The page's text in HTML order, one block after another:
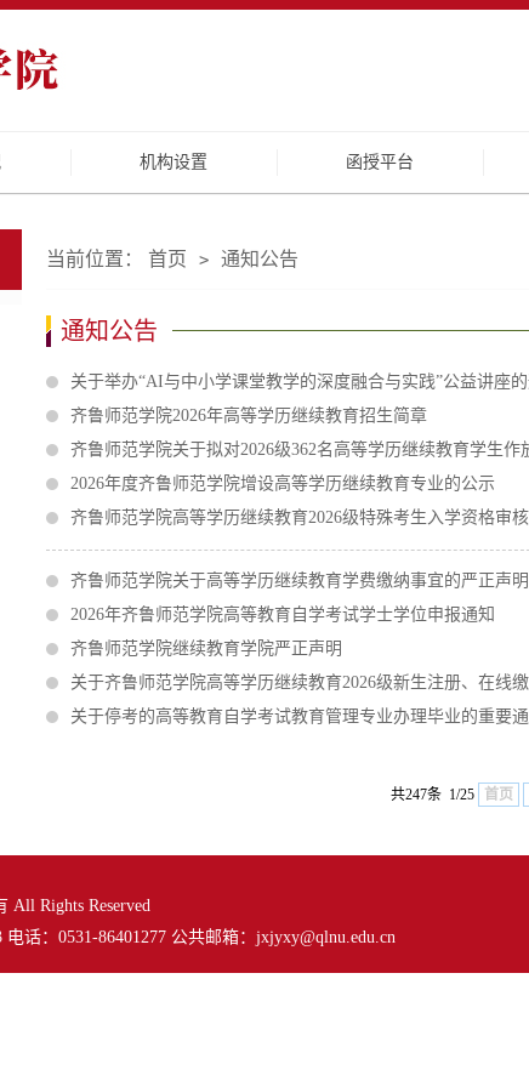
机构设置 函授平台
当前位置： 首页 > 通知公告
通知公告
关于举办“AI与中小学课堂教学的深度融合与实践”公益讲座
齐鲁师范学院2026年高等学历继续教育招生简章
齐鲁师范学院关于拟对2026级362名高等学历继续教育学生
2026年度齐鲁师范学院增设高等学历继续教育专业的公示
齐鲁师范学院高等学历继续教育2026级特殊考生入学资格审
齐鲁师范学院关于高等学历继续教育学费缴纳事宜的严正声明
2026年齐鲁师范学院高等教育自学考试学士学位申报通知
齐鲁师范学院继续教育学院严正声明
关于齐鲁师范学院高等学历继续教育2026级新生注册、在线
关于停考的高等教育自学考试教育管理专业办理毕业的重要
共247条 1/25 首页
Rights Reserved
话：0531-86401277 公共邮箱：jxjyxy@qlnu.edu.cn